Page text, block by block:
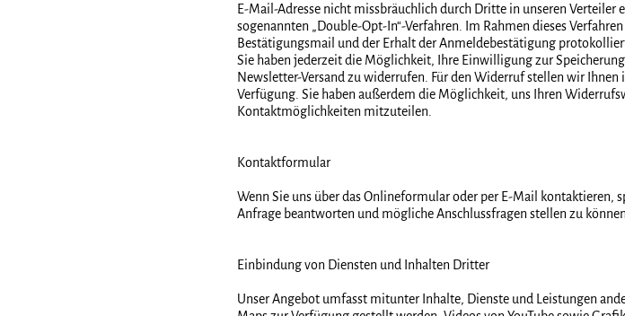
E-Mail-Adresse nicht missbräuchlich durch Dritte in unseren
sogenannten „Double-Opt-In“-Verfahren. Im Rahmen dieses
Bestätigungsmail und der Erhalt der Anmeldebestätigung
Sie haben jederzeit die Möglichkeit, Ihre Einwilligung zur
Newsletter-Versand zu widerrufen. Für den Widerruf stellen wir
Verfügung. Sie haben außerdem die Möglichkeit, uns Ihren
Kontaktmöglichkeiten mitzuteilen.
Kontaktformular
Wenn Sie uns über das Onlineformular oder per E-Mail kontaktieren,
Anfrage beantworten und mögliche Anschlussfragen stellen zu können.
Einbindung von Diensten und Inhalten Dritter
Unser Angebot umfasst mitunter Inhalte, Dienste und Leistungen